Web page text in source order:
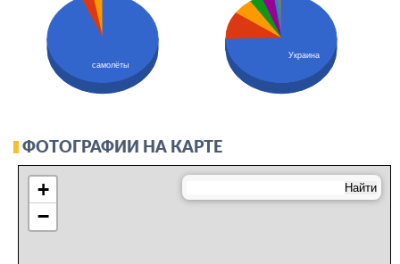
самолёты
Украина
ФОТОГРАФИИ НА КАРТЕ
+
−